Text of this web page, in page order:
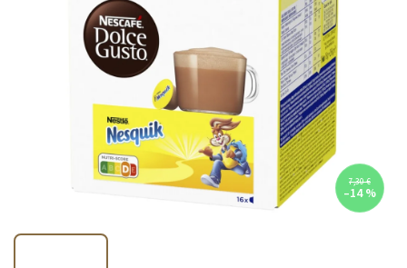
7,30 €
–14 %